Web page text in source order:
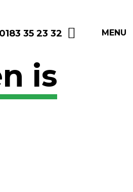
0183 35 23 32 MENU
is